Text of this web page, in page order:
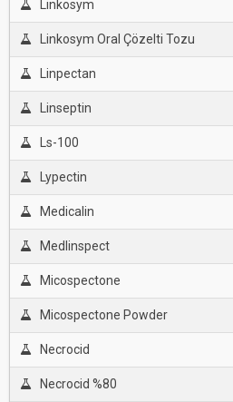
Linkosym
Linkosym Oral Çözelti Tozu
Linpectan
Linseptin
Ls-100
Lypectin
Medicalin
Medlinspect
Micospectone
Micospectone Powder
Necrocid
Necrocid %80